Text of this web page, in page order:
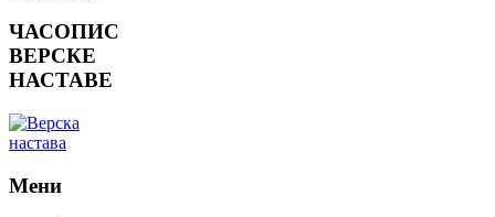
ЧАСОПИС
ВЕРСКЕ
НАСТАВЕ
Мени